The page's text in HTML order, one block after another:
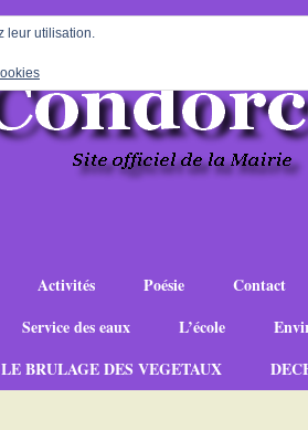
Activités Poésie Contact
Service des eaux L’école
LE BRULAGE DES VEGETAUX
leur utilisation.